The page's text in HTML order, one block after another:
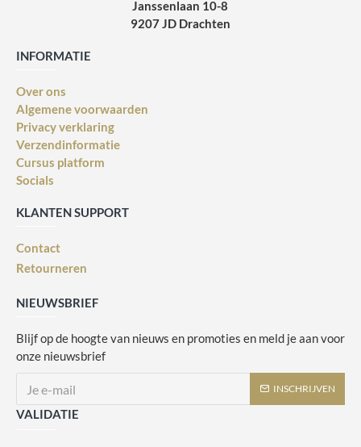
Janssenlaan 10-8
9207 JD Drachten
INFORMATIE
Over ons
Algemene voorwaarden
Privacy verklaring
Verzendinformatie
Cursus platform
Socials
KLANTEN SUPPORT
Contact
Retourneren
NIEUWSBRIEF
Blijf op de hoogte van nieuws en promoties en meld je aan voor
onze nieuwsbrief
INSCHRIJVEN
VALIDATIE